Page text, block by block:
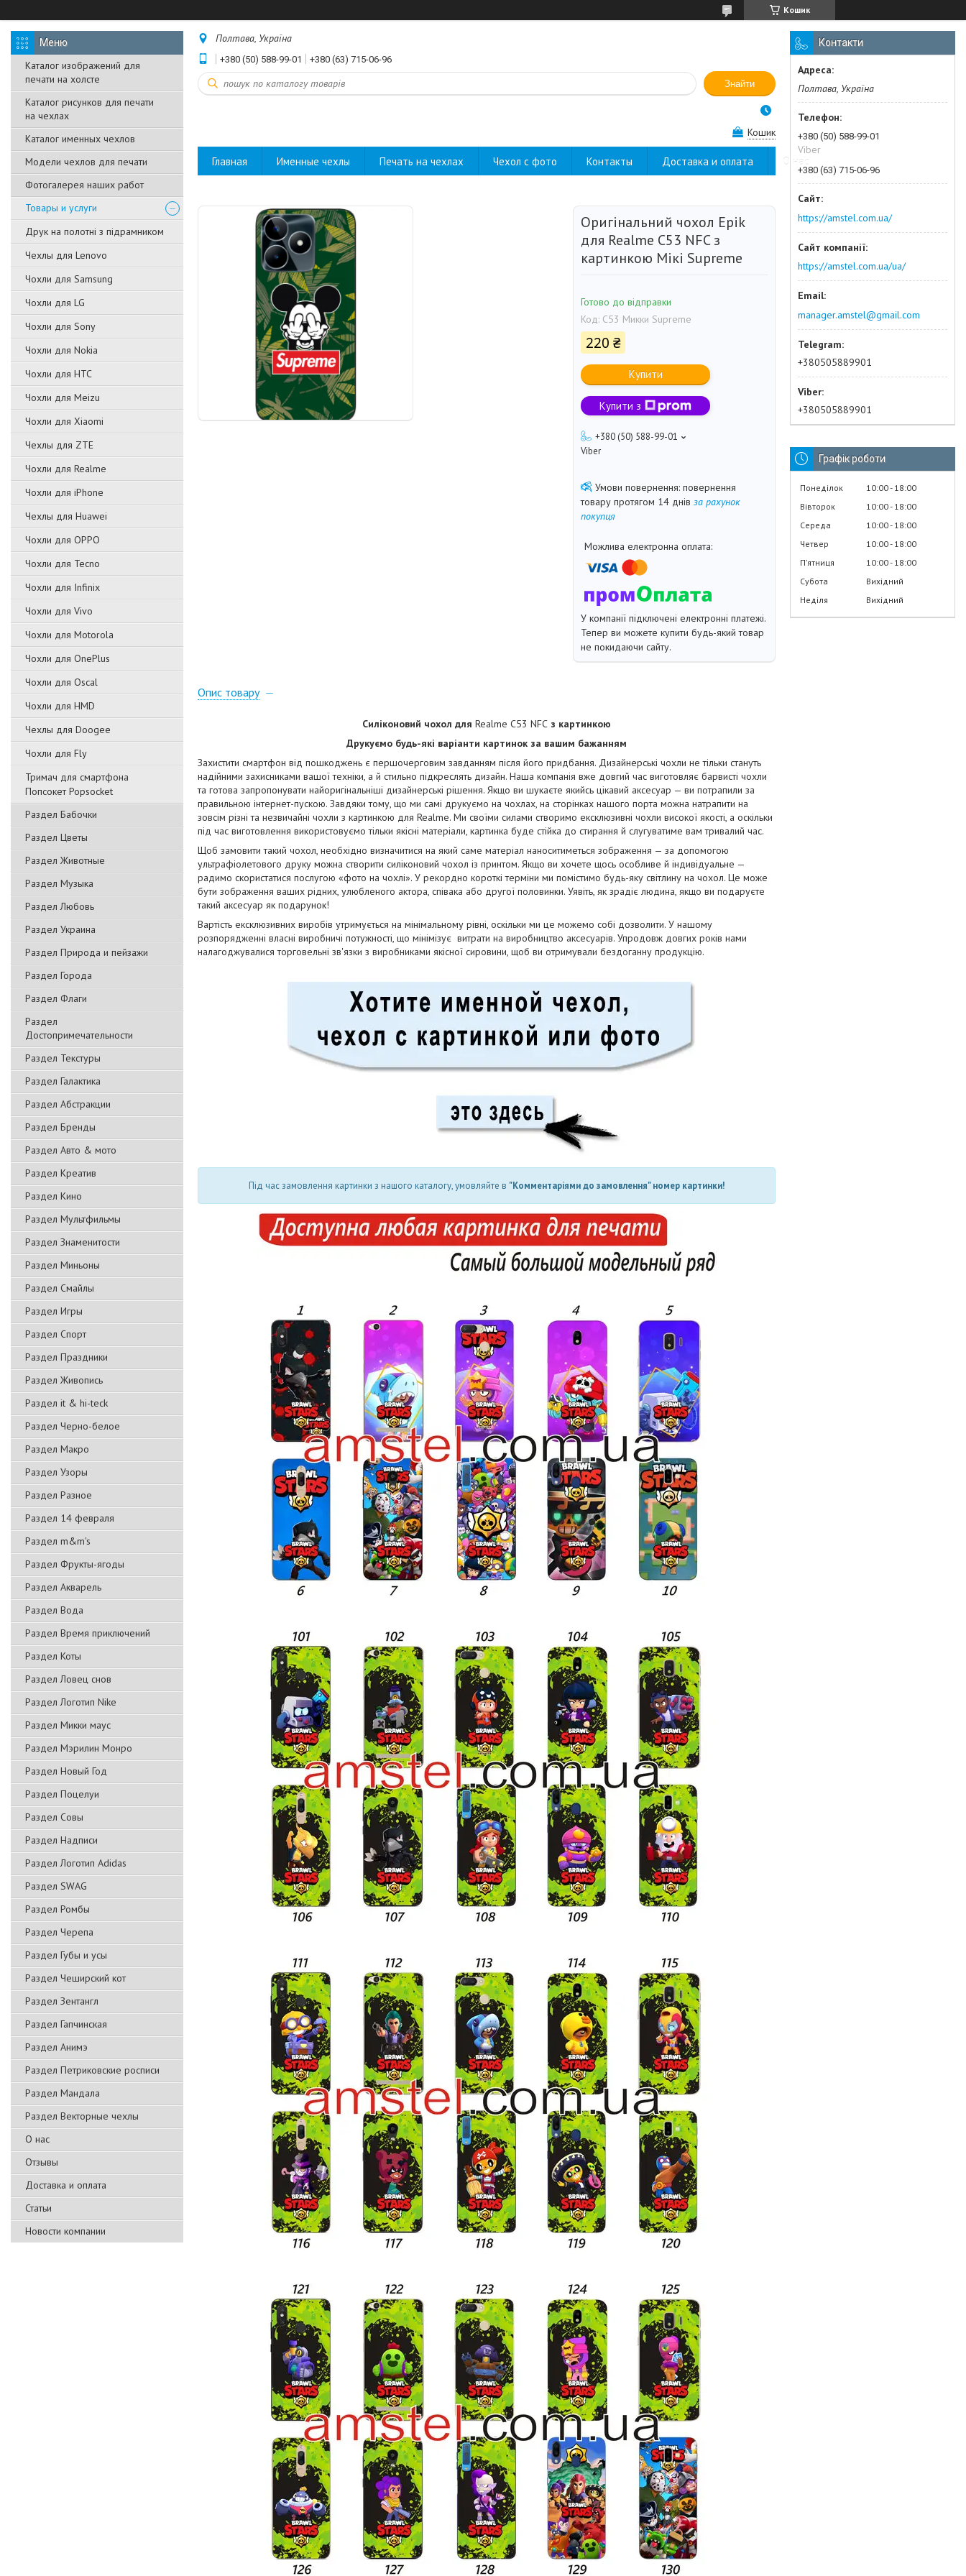
Кошик
Каталог изображений для
печати на холсте
Каталог рисунков для печати
на чехлах
Каталог именных чехлов
Модели чехлов для печати
Фотогалерея наших работ
Товары и услуги
Друк на полотні з підрамником
Чехлы для Lenovo
Чохли для Samsung
Чохли для LG
Чохли для Sony
Чохли для Nokia
Чохли для HTC
Чохли для Meizu
Чохли для Xiaomi
Чехлы для ZTE
Чохли для Realme
Чохли для iPhone
Чехлы для Huawei
Чохли для OPPO
Чохли для Tecno
Чохли для Infinix
Чохли для Vivo
Чохли для Motorola
Чохли для OnePlus
Чохли для Oscal
Чохли для HMD
Чехлы для Doogee
Чохли для Fly
Тримач для смартфона
Попсокет Popsocket
Раздел Бабочки
Раздел Цветы
Раздел Животные
Раздел Музыка
Раздел Любовь
Раздел Украина
Раздел Природа и пейзажи
Раздел Города
Раздел Флаги
Раздел
Достопримечательности
Раздел Текстуры
Раздел Галактика
Раздел Абстракции
Раздел Бренды
Раздел Авто & мото
Раздел Креатив
Раздел Кино
Раздел Мультфильмы
Раздел Знаменитости
Раздел Миньоны
Раздел Смайлы
Раздел Игры
Раздел Спорт
Раздел Праздники
Раздел Живопись
Раздел it & hi-teck
Раздел Черно-белое
Раздел Макро
Раздел Узоры
Раздел Разное
Раздел 14 февраля
Раздел m&m's
Раздел Фрукты-ягоды
Раздел Акварель
Раздел Вода
Раздел Время приключений
Раздел Коты
Раздел Ловец снов
Раздел Логотип Nike
Раздел Микки маус
Раздел Мэрилин Монро
Раздел Новый Год
Раздел Поцелуи
Раздел Совы
Раздел Надписи
Раздел Логотип Adidas
Раздел SWAG
Раздел Ромбы
Раздел Черепа
Раздел Губы и усы
Раздел Чеширский кот
Раздел Зентангл
Раздел Гапчинская
Раздел Анимэ
Раздел Петриковские росписи
Раздел Мандала
Раздел Векторные чехлы
О нас
Отзывы
Доставка и оплата
Статьи
Новости компании
Полтава, Україна
+380 (50) 588-99-01 +380 (63) 715-06-96
Знайти
Кошик
Главная Именные чехлы Печать на чехлах Чехол с фото Контакты Доставка и оплата О нас
Оригінальний чохол Epik
для Realme C53 NFC з
картинкою Мікі Supreme
Готово до відправки
Код: C53 Микки Supreme
220 ₴
Купити
Купити з
+380 (50) 588-99-01
Viber
повернення
товару протягом 14 днів за рахунок
покупця
У компанії підключені електронні платежі.
Тепер ви можете купити будь-який товар
не покидаючи сайту.
Опис товару
Силіконовий чохол для Realme C53 NFC з картинкою
Друкуємо будь-які варіанти картинок за вашим бажанням
Захистити смартфон від пошкоджень є першочерговим завданням після його придбання. Дизайнерські чохли не тільки стануть
надійними захисниками вашої техніки, а й стильно підкреслять дизайн. Наша компанія вже довгий час виготовляє барвисті чохли
та готова запропонувати найоригінальніші дизайнерські рішення. Якщо ви шукаєте якийсь цікавий аксесуар — ви потрапили за
правильною інтернет-пускою. Завдяки тому, що ми самі друкуємо на чохлах, на сторінках нашого порта можна натрапити на
зовсім різні та незвичайні чохли з картинкою для Realme. Ми своїми силами створимо ексклюзивні чохли високої якості, а оскільки
під час виготовлення використовуємо тільки якісні матеріали, картинка буде стійка до стирання й слугуватиме вам тривалий час.
Щоб замовити такий чохол, необхідно визначитися на який саме матеріал наноситиметься зображення — за допомогою
ультрафіолетового друку можна створити силіконовий чохол із принтом. Якщо ви хочете щось особливе й індивідуальне —
радимо скористатися послугою «фото на чохлі». У рекордно короткі терміни ми помістимо будь-яку світлину на чохол. Це може
бути зображення ваших рідних, улюбленого актора, співака або другої половинки. Уявіть, як зрадіє людина, якщо ви подаруєте
такий аксесуар як подарунок!
Вартість ексклюзивних виробів утримується на мінімальному рівні, оскільки ми це можемо собі дозволити. У нашому
розпорядженні власні виробничі потужності, що мінімізує витрати на виробництво аксесуарів. Упродовж довгих років нами
налагоджувалися торговельні зв'язки з виробниками якісної сировини, щоб ви отримували бездоганну продукцію.
Під час замовлення картинки з нашого каталогу, умовляйте в "Комментаріями до замовлення" номер картинки!
Контакти
Полтава, Україна
+380 (50) 588-99-01
Viber
+380 (63) 715-06-96
https://amstel.com.ua/
https://amstel.com.ua/ua/
manager.amstel@gmail.com
+380505889901
+380505889901
Графік роботи
Понеділок 10:00 18:00
Вівторок
10:00 18:00
Середа
10:00 18:00
Четвер
10:00 18:00
Пʼятниця
10:00 18:00
Субота
Вихідний
Неділя
Вихідний